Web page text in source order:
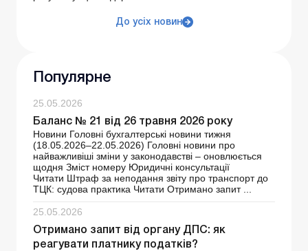
До усіх новин
Популярне
25.05.2026
Баланс № 21 від 26 травня 2026 року
Новини Головні бухгалтерські новини тижня
(18.05.2026–22.05.2026) Головні новини про
найважливіші зміни у законодавстві – оновлюється
щодня Зміст номеру Юридичні консультації
Читати Штраф за неподання звіту про транспорт до
ТЦК: судова практика Читати Отримано запит ...
25.05.2026
Отримано запит від органу ДПС: як
реагувати платнику податків?